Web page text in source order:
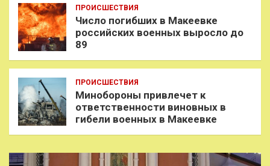
ПРОИСШЕСТВИЯ
Число погибших в Макеевке
российских военных выросло до
89
ПРОИСШЕСТВИЯ
Минобороны привлечет к
ответственности виновных в
гибели военных в Макеевке